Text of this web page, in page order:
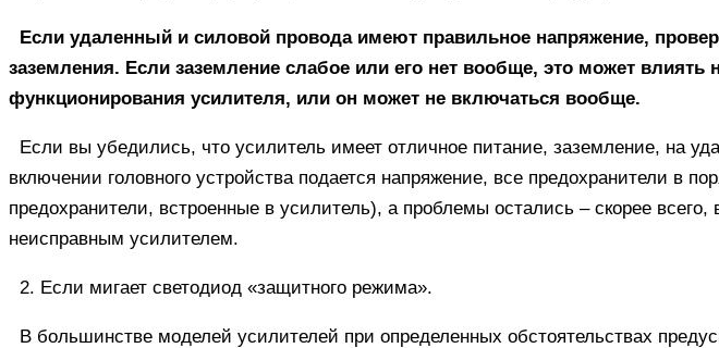
Если удаленный и силовой провода имеют правильное напряжение,
заземления. Если заземление слабое или его нет вообще, это может влиять
функционирования усилителя, или он может не включаться вообще.
Если вы убедились, что усилитель имеет отличное питание, заземление, на
включении головного устройства подается напряжение, все предохранители в
предохранители, встроенные в усилитель), а проблемы остались – скорее всего,
неисправным усилителем.
2. Если мигает светодиод «защитного режима».
В большинстве моделей усилителей при определенных обстоятельствах